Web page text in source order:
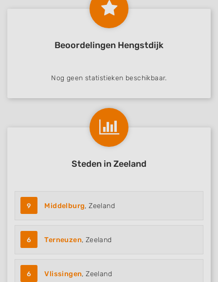
Beoordelingen Hengstdijk
Nog geen statistieken beschikbaar.
Steden in Zeeland
9 Middelburg, Zeeland
6 Terneuzen, Zeeland
6 Vlissingen, Zeeland